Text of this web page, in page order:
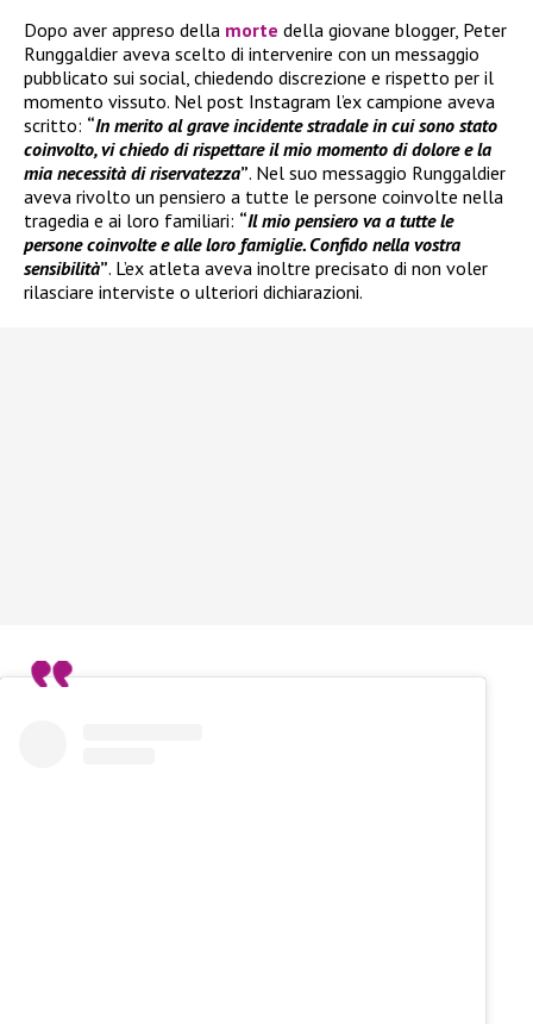
Dopo aver appreso della morte della giovane blogger, Peter
Runggaldier aveva scelto di intervenire con un messaggio
pubblicato sui social, chiedendo discrezione e rispetto per il
momento vissuto. Nel post Instagram l’ex campione aveva
scritto: “In merito al grave incidente stradale in cui sono stato
coinvolto, vi chiedo di rispettare il mio momento di dolore e la
mia necessità di riservatezza”. Nel suo messaggio Runggaldier
aveva rivolto un pensiero a tutte le persone coinvolte nella
tragedia e ai loro familiari: “Il mio pensiero va a tutte le
persone coinvolte e alle loro famiglie. Confido nella vostra
sensibilità”. L’ex atleta aveva inoltre precisato di non voler
rilasciare interviste o ulteriori dichiarazioni.